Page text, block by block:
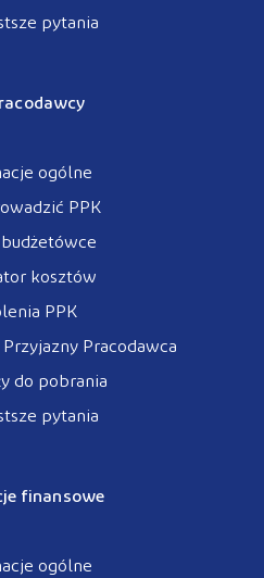
pytania
ogólne
PPK
kosztów
PPK
Pracodawca
do pobrania
pytania
finansowe
ogólne